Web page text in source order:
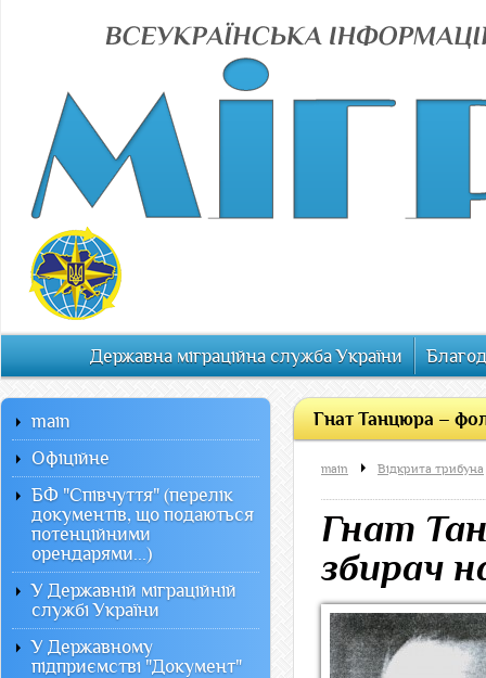
Державна міграційна служба України
Гнат Танцюра –
main Відкрита трибуна
Гнат
збирач
main
Офiцiйне
БФ "Співчуття" (перелік
документів, що подаються
потенційними
орендарями...)
У Державній міграційній
службі України
У Державному
підприємстві "Документ"